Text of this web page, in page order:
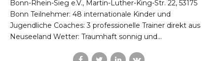
Bonn-Rhein-Sieg e.V., Martin-Luther-King-Str. 22, 53175
Bonn Teilnehmer: 48 internationale Kinder und
Jugendliche Coaches: 3 professionelle Trainer direkt aus
Neuseeland Wetter: Traumhaft sonnig und...